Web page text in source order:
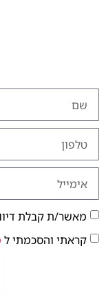
מאשר/ת קבלת
קראתי והסכמתי ל